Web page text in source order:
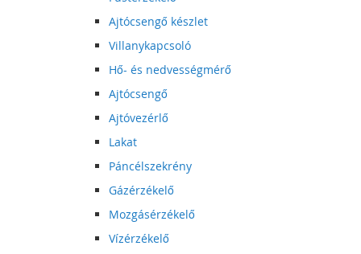
Ajtócsengő készlet
Villanykapcsoló
Hő- és nedvességmérő
Ajtócsengő
Ajtóvezérlő
Lakat
Páncélszekrény
Gázérzékelő
Mozgásérzékelő
Vízérzékelő